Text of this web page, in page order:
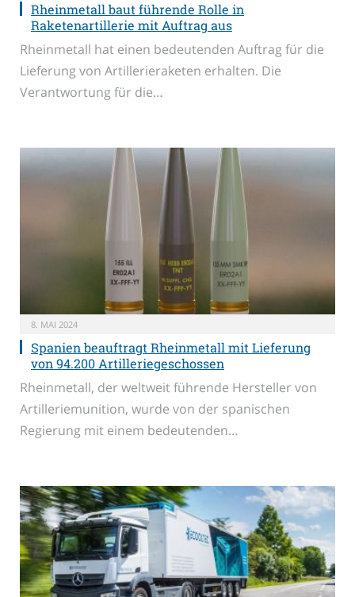
Rheinmetall baut führende Rolle in
Raketenartillerie mit Auftrag aus
Rheinmetall hat einen bedeutenden Auftrag für die
Lieferung von Artillerieraketen erhalten. Die
Verantwortung für die…
8. MAI 2024
Spanien beauftragt Rheinmetall mit Lieferung
von 94.200 Artilleriegeschossen
Rheinmetall, der weltweit führende Hersteller von
Artilleriemunition, wurde von der spanischen
Regierung mit einem bedeutenden…